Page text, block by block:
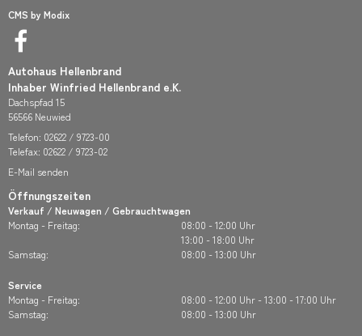
CMS by Modix
Autohaus Hellenbrand
Inhaber Winfried Hellenbrand e.K.
Dachspfad 15
56566 Neuwied
Telefon: 02622 / 9723-00
Telefax: 02622 / 9723-02
E-Mail senden
Öffnungszeiten
Verkauf / Neuwagen / Gebrauchtwagen
Montag - Freitag:
08:00 - 12:00 Uhr
13:00 - 18:00 Uhr
Samstag:
08:00 - 13:00 Uhr
Service
Montag - Freitag:
08:00 - 12:00 Uhr - 13:00 - 17:00 Uhr
Samstag:
08:00 - 13:00 Uhr